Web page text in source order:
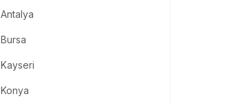
Antalya
Bursa
Kayseri
Konya